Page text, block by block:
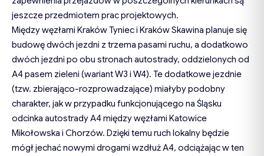
jeszcze przedmiotem prac projektowych.
Między węzłami Kraków Tyniec i Kraków Skawina planuje się
budowę dwóch jezdni z trzema pasami ruchu, a dodatkowo
dwóch jezdni po obu stronach autostrady, oddzielonych od
A4 pasem zieleni (wariant W3 i W4). Te dodatkowe jezdnie
(tzw. zbierająco-rozprowadzające) miałyby podobny
charakter, jak w przypadku funkcjonującego na Śląsku
odcinka autostrady A4 między węzłami Katowice
Mikołowska i Chorzów. Dzięki temu ruch lokalny będzie
mógł jechać nowymi drogami wzdłuż A4, odciążając w ten